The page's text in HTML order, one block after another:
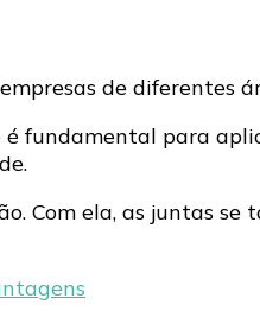
de diferentes
para
Com ela, as juntas